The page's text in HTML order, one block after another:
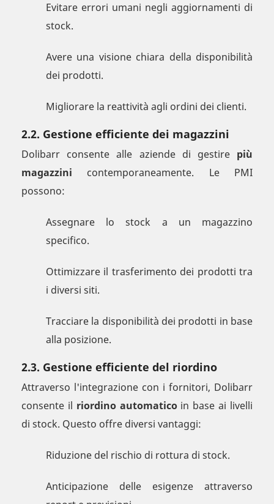
Evitare errori umani negli aggiornamenti di
stock.
Avere una visione chiara della disponibilità
dei prodotti.
Migliorare la reattività agli ordini dei clienti.
2.2. Gestione efficiente dei magazzini
Dolibarr consente alle aziende di gestire più
magazzini contemporaneamente. Le PMI
possono:
Assegnare lo stock a un magazzino
specifico.
Ottimizzare il trasferimento dei prodotti tra
i diversi siti.
Tracciare la disponibilità dei prodotti in base
alla posizione.
2.3. Gestione efficiente del riordino
Attraverso l'integrazione con i fornitori, Dolibarr
consente il riordino automaticoin base ai livelli
di stock. Questo offre diversi vantaggi:
Riduzione del rischio di rottura di stock.
Anticipazione delle esigenze attraverso